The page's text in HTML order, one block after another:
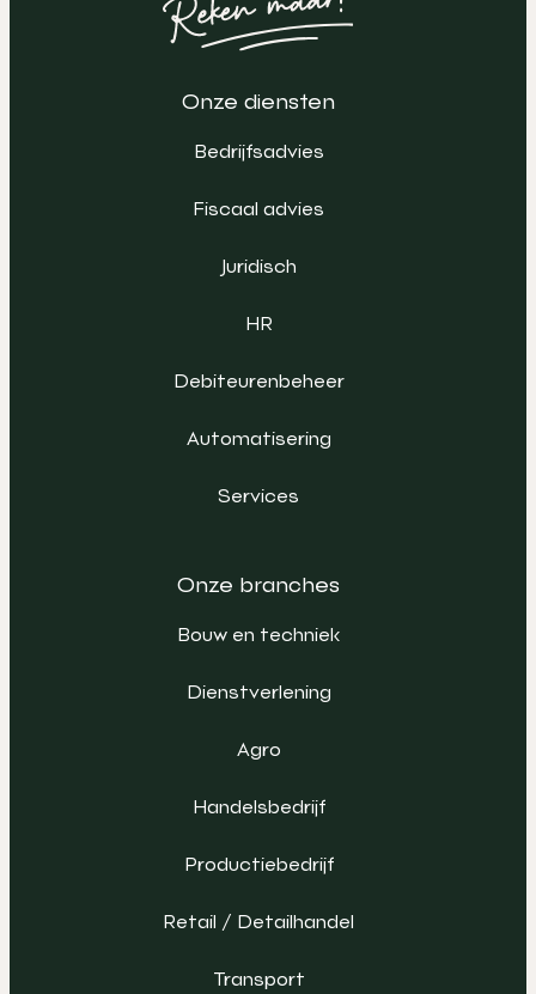
Onze diensten
Bedrijfsadvies
Fiscaal advies
Juridisch
HR
Debiteurenbeheer
Automatisering
Services
Onze branches
Bouw en techniek
Dienstverlening
Agro
Handelsbedrijf
Productiebedrijf
Retail / Detailhandel
Transport